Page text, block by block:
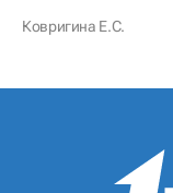
Ковригина Е.С.